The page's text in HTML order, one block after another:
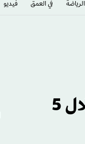
الرياضة في العمق فيديو
منظمة الصحة العالمية: القضاء على الدهون المتحولة خلال 5